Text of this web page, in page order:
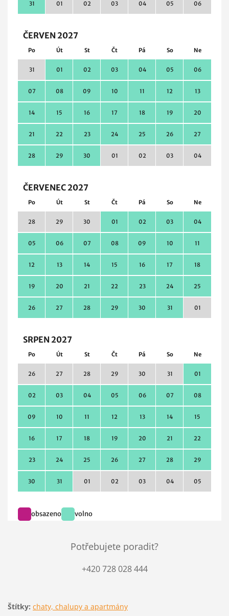
Potřebujete poradit?
+420 728 028 444
Štítky: chaty, chalupy a apartmány